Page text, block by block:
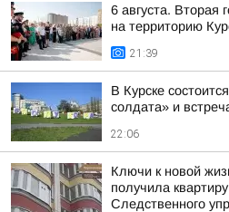
6 августа.
на территорию
21:39
В Курске
солдата» и
22:06
Ключи к новой
получила
Следственного